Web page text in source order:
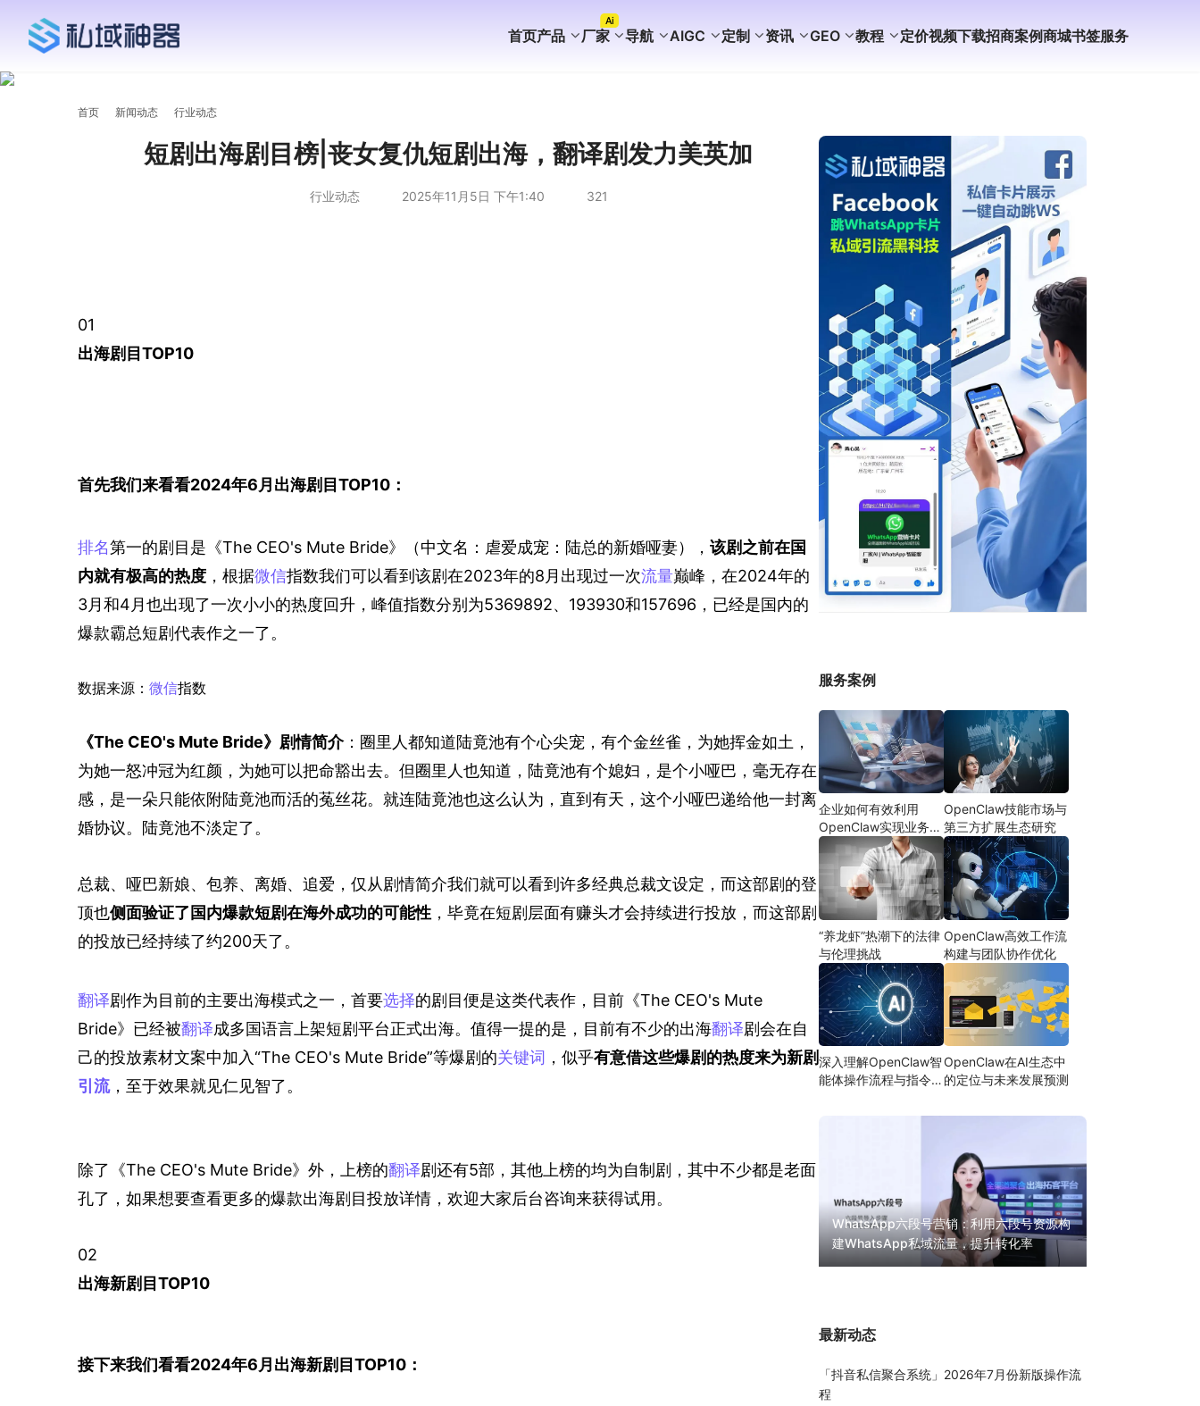
首页产品 厂家
Ai
导航 AIGC 定制 资讯 GEO 教程 定价视频下载招商案例商城书签服务
首页 新闻动态 行业动态
短剧出海剧目榜|丧女复仇短剧出海，翻译剧发力美英加
行业动态 2025年11月5日 下午1:40 321
01
出海剧目TOP10
首先我们来看看2024年6月出海剧目TOP10：
排名第一的剧目是《The CEO's Mute Bride》（中文名：虐爱成宠：陆总的新婚哑妻）， 该剧之前在国
内就有极高的热度 ，根据微信指数我们可以看到该剧在2023年的8月出现过一次流量巅峰，在2024年的
3月和4月也出现了一次小小的热度回升，峰值指数分别为5369892、193930和157696，已经是国内的
爆款霸总短剧代表作之一了。
数据来源： 微信指数
《The CEO's Mute Bride》剧情简介：圈里人都知道陆竟池有个心尖宠，有个金丝雀，为她挥金如土，
为她一怒冲冠为红颜，为她可以把命豁出去。但圈里人也知道，陆竟池有个媳妇，是个小哑巴，毫无存在
感，是一朵只能依附陆竟池而活的菟丝花。就连陆竟池也这么认为，直到有天，这个小哑巴递给他一封离
婚协议。陆竟池不淡定了。
总裁、哑巴新娘、包养、离婚、追爱，仅从剧情简介我们就可以看到许多经典总裁文设定，而这部剧的登
顶也侧面验证了国内爆款短剧在海外成功的可能性 ，毕竟在短剧层面有赚头才会持续进行投放，而这部剧
的投放已经持续了约200天了。
翻译剧作为目前的主要出海模式之一，首要选择的剧目便是这类代表作，目前《The CEO's Mute
Bride》已经被翻译成多国语言上架短剧平台正式出海。值得一提的是，目前有不少的出海翻译剧会在自
己的投放素材文案中加入“The CEO's Mute Bride”等爆剧的关键词 ，似乎有意借这些爆剧的热度来为新剧
引流，至于效果就见仁见智了。
除了《The CEO's Mute Bride》外，上榜的翻译剧还有5部，其他上榜的均为自制剧，其中不少都是老面
孔了，如果想要查看更多的爆款出海剧目投放详情，欢迎大家后台咨询来获得试用。
02
出海新剧目TOP10
接下来我们看看2024年6月出海新剧目TOP10：
服务案例
企业如何有效利用
OpenClaw实现业务自
动化
OpenClaw技能市场与
第三方扩展生态研究
“养龙虾”热潮下的法律
与伦理挑战
OpenClaw高效工作流
构建与团队协作优化
深入理解OpenClaw智
能体操作流程与指令设
OpenClaw在AI生态中
的定位与未来发展预测
WhatsApp六段号营销：利用六段号资源构
建WhatsApp私域流量，提升转化率
最新动态
「抖音私信聚合系统」2026年7月份新版操作流
程